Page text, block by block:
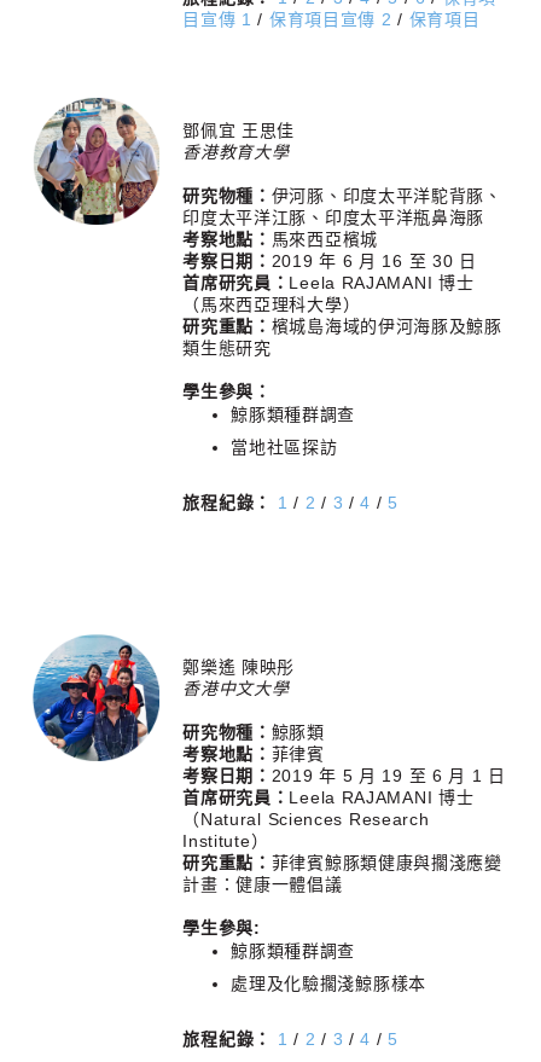
目宣傳 1 / 保育項目宣傳 2 / 保育項目
鄧佩宜 王思佳
香港教育大學
研究物種： 伊河豚、印度太平洋駝背豚、
印度太平洋江豚、印度太平洋瓶鼻海豚
考察地點： 馬來西亞檳城
考察日期： 2019 年 6 月 16 至 30 日
首席研究員： Leela RAJAMANI 博士
（馬來西亞理科大學）
研究重點： 檳城島海域的伊河海豚及鯨豚
類生態研究
學生參與：
鯨豚類種群調查
當地社區探訪
旅程紀錄： 1 / 2 / 3 /4 / 5
鄭樂遙 陳映彤
香港中文大學
研究物種： 鯨豚類
考察地點： 菲律賓
考察日期： 2019 年 5 月 19 至 6 月 1 日
首席研究員： Leela RAJAMANI 博士
（Natural Sciences Research
Institute）
研究重點： 菲律賓鯨豚類健康與擱淺應變
計畫：健康一體倡議
學生參與:
鯨豚類種群調查
處理及化驗擱淺鯨豚樣本
旅程紀錄： 1 / 2 / 3 /4 / 5